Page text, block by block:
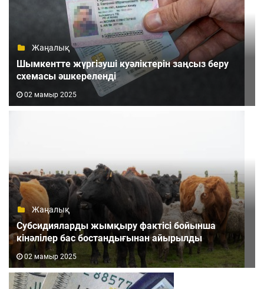
Жаңалық
Шымкентте жүргізуші куәліктерін заңсыз беру
схемасы әшкереленді
02 мамыр 2025
Жаңалық
Субсидияларды жымқыру фактісі бойынша
кінәлілер бас бостандығынан айырылды
02 мамыр 2025